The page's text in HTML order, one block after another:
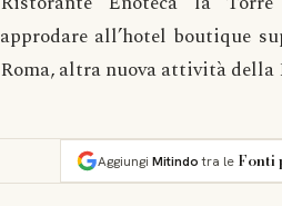
approdare all’hotel boutique
Roma, altra nuova attività della
Aggiungi Mitindotra le Fonti